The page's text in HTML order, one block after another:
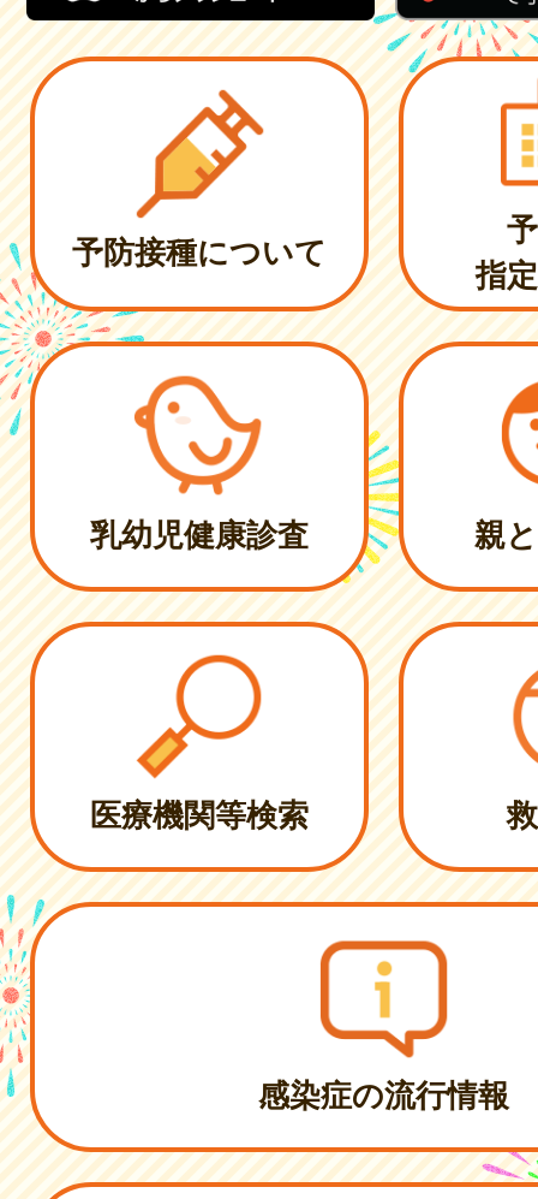
予防接種について
指
乳幼児健康診査 親
医療機関等検索
感染症の流行情報